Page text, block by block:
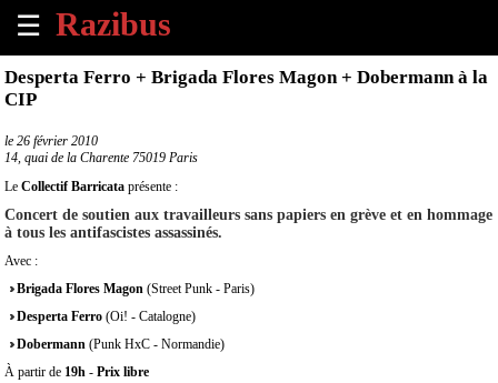
☰
×
Accueil
Tous
les
à
venir
Annoncer
un
Desperta Ferro + Brigada Flores Magon + Dobermann à la
CIP
le 26 février 2010
14, quai de la Charente 75019 Paris
Le Collectif Barricata présente :
Concert de soutien aux travailleurs sans papiers en grève et en hommage
à tous les antifascistes assassinés.
Avec :
Brigada Flores Magon (Street Punk - Paris)
Desperta Ferro (Oi! - Catalogne)
Dobermann (Punk HxC - Normandie)
À partir de 19h - Prix libre